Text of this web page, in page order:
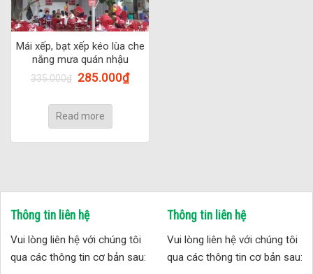
Mái xếp, bạt xếp kéo lùa che
nắng mưa quán nhậu
335.000₫ 285.000₫
Read more
Thông tin liên hệ
Vui lòng liên hệ với chúng tôi
qua các thông tin cơ bản sau:
Thông tin liên hệ
Vui lòng liên hệ với chúng tôi
qua các thông tin cơ bản sau: